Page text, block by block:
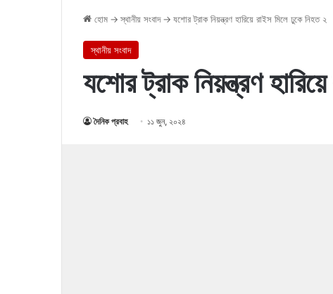
হোম → স্থানীয় সংবাদ → যশোর ট্রাক নিয়ন্ত্রণ হারিয়ে রাইস মিলে ঢুকে নিহত ২
স্থানীয় সংবাদ
যশোর ট্রাক নিয়ন্ত্রণ
দৈনিক প্রবাহ ১১ জুন, ২০২৪